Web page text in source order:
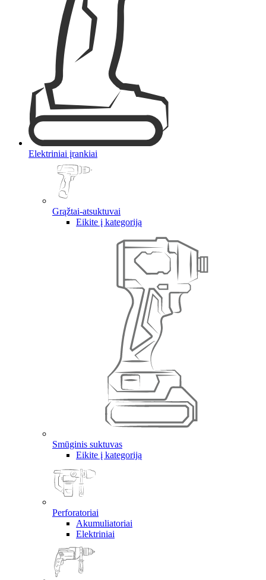
Elektriniai įrankiai
Grąžtai-atsuktuvai
Eikite į kategoriją
Smūginis suktuvas
Eikite į kategoriją
Perforatoriai
Akumuliatoriai
Elektriniai